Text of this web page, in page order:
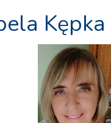
Kępka